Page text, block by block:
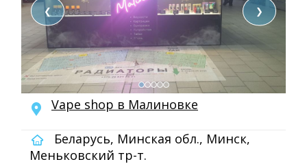
❮ ❯
Vape shop в Малиновке
Беларусь, Минская обл., Минск,
Меньковский тр-т.